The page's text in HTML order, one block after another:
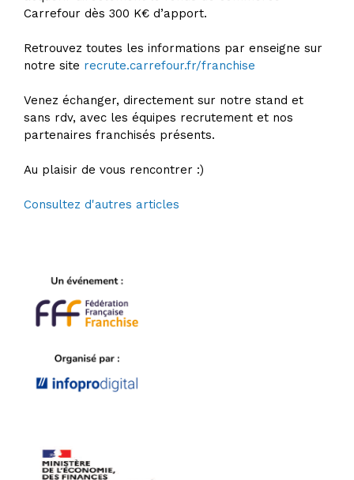
Carrefour dès 300 K€ d’apport.
Retrouvez toutes les informations par enseigne sur
notre site recrute.carrefour.fr/franchise
Venez échanger, directement sur notre stand et
sans rdv, avec les équipes recrutement et nos
partenaires franchisés présents.
Au plaisir de vous rencontrer :)
Consultez d'autres articles